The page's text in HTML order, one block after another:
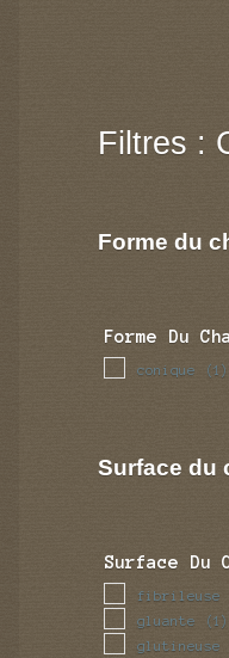
Filtres :
Forme du
Forme Du
conique (1)
Surface du
Surface Du
fibrileuse
gluante (1)
glutineuse